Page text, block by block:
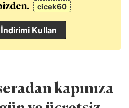
cicek60
Kullan
kapınıza